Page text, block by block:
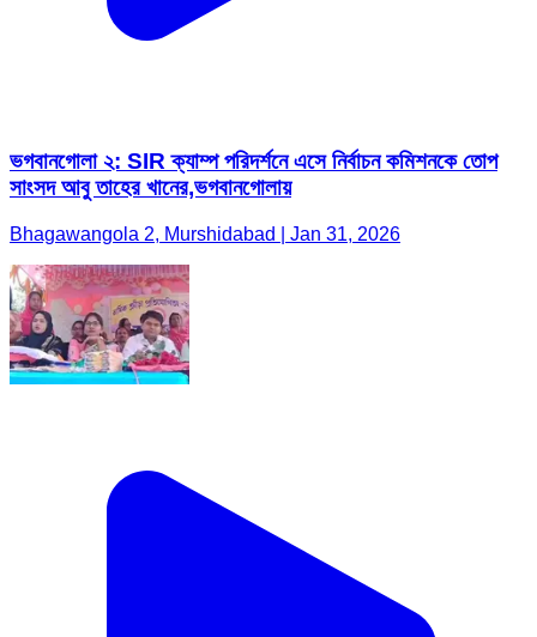
ভগবানগোলা ২: SIR ক্যাম্প পরিদর্শনে এসে নির্বাচন কমিশনকে তোপ
সাংসদ আবু তাহের খানের,ভগবানগোলায়
Bhagawangola 2, Murshidabad | Jan 31, 2026